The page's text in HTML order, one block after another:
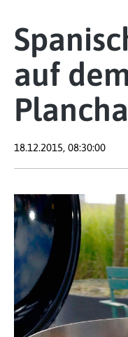
auf
Plancha
18.12.2015, 08:30:00